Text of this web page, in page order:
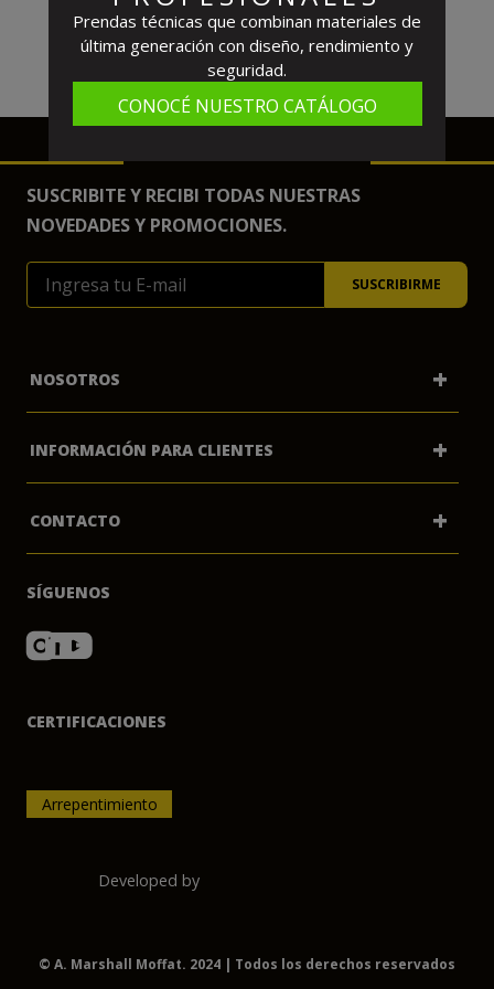
SUSCRIBITE Y RECIBI TODAS NUESTRAS
NOVEDADES Y PROMOCIONES.
NOSOTROS +
Preguntas Frecuentes
INFORMACIÓN PARA CLIENTES +
Biblioteca Marshall Moffat
Soy Empresa
CONTACTO +
Términos Y Condiciones
Contacto
SÍGUENOS
CERTIFICACIONES
Arrepentimiento
Developed by
© A. Marshall Moffat. 2024 | Todos los derechos reservados
Prendas técnicas que combinan materiales de
última generación con diseño, rendimiento y
seguridad.
CONOCÉ NUESTRO CATÁLOGO